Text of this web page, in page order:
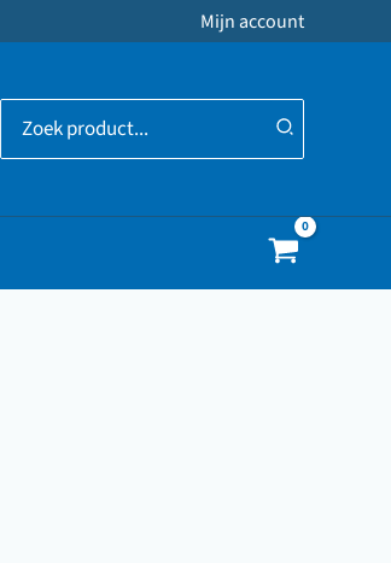
Mijn account
Zoeken
naar: